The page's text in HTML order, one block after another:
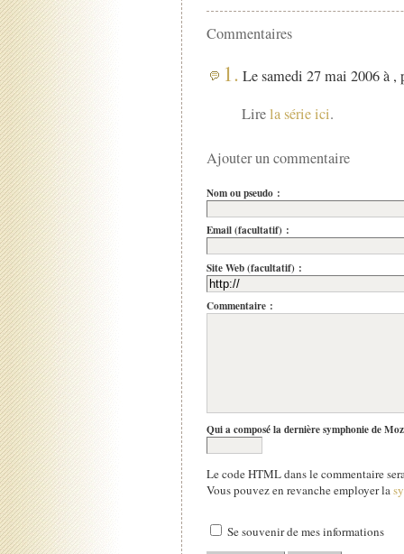
Commentaires
1. Le samedi 27 mai 2006 à ,
Lirela série ici.
Ajouter un commentaire
Nom ou pseudo :
Email (facultatif) :
Site Web (facultatif) :
Commentaire :
Qui a composé la dernière symphonie de
Le code HTML dans le commentaire
Vous pouvez en revanche employer la
Se souvenir de mes informations